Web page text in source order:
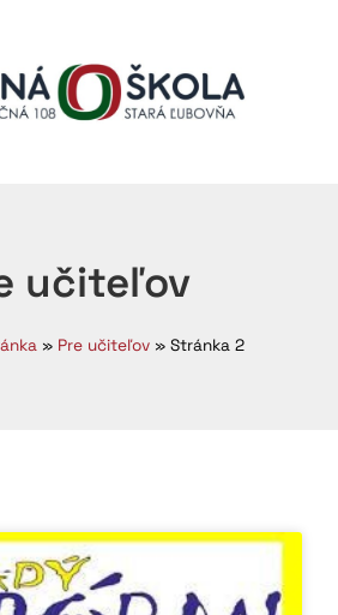
učiteľov
» Pre učiteľov » Stránka 2